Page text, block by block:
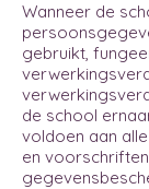
Wanneer de
gebruikt,
de school
voldoen aan
en